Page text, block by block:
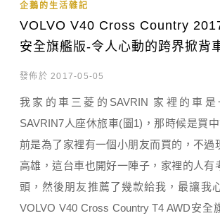
企鵝的生活雜記
VOLVO V40 Cross Country
安全旗艦版-令人心動的跨界掀背
發佈於 2017-05-05
我家的車三菱的SAVRIN 家裡的車
SAVRIN7人座休旅車(圖1)，那時候是買
前是為了家裡有一個小朋友而買的，不過
高雄，這台車也開好一陣子，家裡的人有
頭，然後朋友推薦了幾款給我，最讓我
VOLVO V40 Cross Country T4 AWD安全